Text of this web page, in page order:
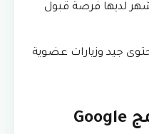
النشطة من 3-6 أشهر لديها فرصة قبول
جيد وزيارات عضوية
كيفية التقديم لبرنامج Google